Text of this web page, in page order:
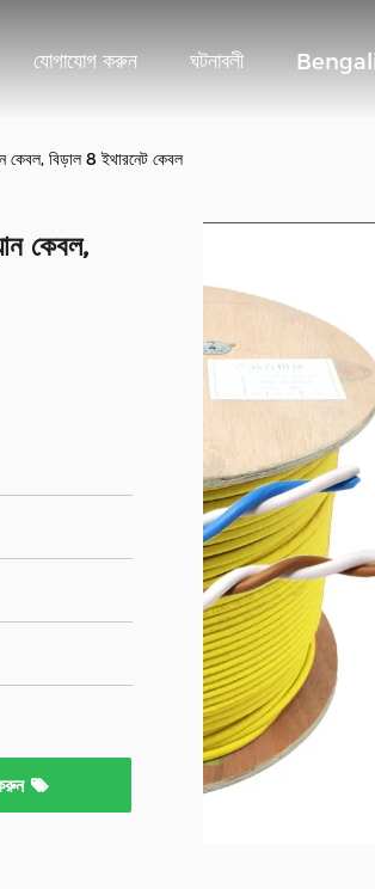
যোগাযোগ করুন ঘটনাবলী
বিড়াল 8 ইথারনেট কেবল
কেবল,